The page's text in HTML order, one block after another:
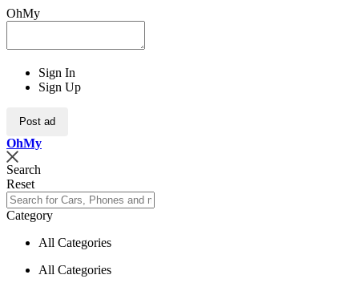
OhMy
Sign In
Sign Up
Post ad
OhMy
Search
Reset
Category
All Categories
All Categories